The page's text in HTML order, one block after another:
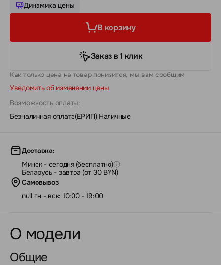
Динамика цены
В корзину
Заказ в 1 клик
Как только цена на товар понизится, мы вам сообщим
Уведомить об изменении цены
Возможность оплаты:
Безналичная оплата(ЕРИП)| Наличные
Доставка:
Минск - сегодня (бесплатно)
Беларусь - завтра (от 30 BYN)
Самовывоз
null пн - вск: 10:00 - 19:00
О модели
Общие